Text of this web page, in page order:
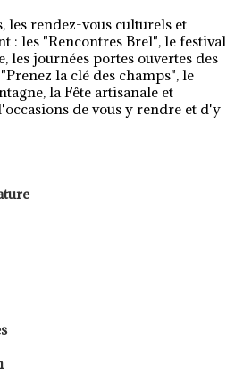
les rendez-vous culturels et
: les "Rencontres Brel", le festival
les journées portes ouvertes des
la clé des champs", le
la Fête artisanale et
de vous y rendre et d'y